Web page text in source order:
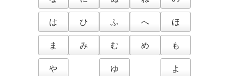
は
ひ ふ へ
ほ
ま
み む め
も
や
ゆ
よ